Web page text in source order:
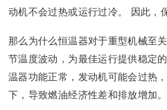
动机不会过热或运行过冷。 因此，
那么为什么恒温器对于重型机械至
节温度波动，为最佳运行提供稳定
温器功能正常，发动机可能会过热
下，导致燃油经济性差和排放增加。